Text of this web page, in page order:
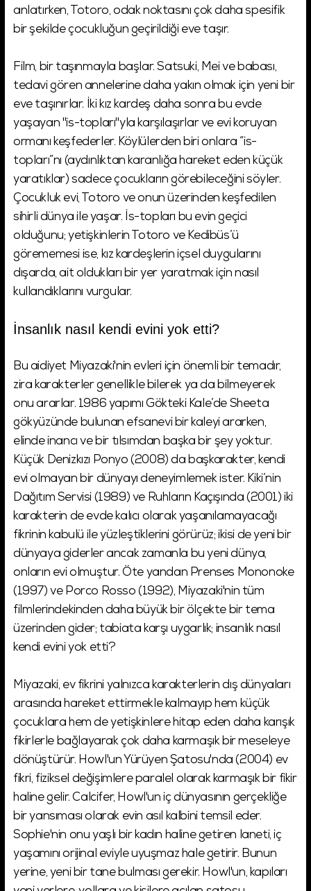
anlatırken, Totoro, odak noktasını çok daha spesifik
bir şekilde çocukluğun geçirildiği eve taşır.
Film, bir taşınmayla başlar. Satsuki, Mei ve babası,
tedavi gören annelerine daha yakın olmak için yeni bir
eve taşınırlar. İki kız kardeş daha sonra bu evde
yaşayan "is-topları"yla karşılaşırlar ve evi koruyan
ormanı keşfederler. Köylülerden biri onlara “is-
topları”nı (aydınlıktan karanlığa hareket eden küçük
yaratıklar) sadece çocukların görebileceğini söyler.
Çocukluk evi, Totoro ve onun üzerinden keşfedilen
sihirli dünya ile yaşar. İs-topları bu evin geçici
olduğunu; yetişkinlerin Totoro ve Kedibüs’ü
görememesi ise, kız kardeşlerin içsel duygularını
dışarda, ait oldukları bir yer yaratmak için nasıl
kullandıklarını vurgular.
İnsanlık nasıl kendi evini yok etti?
Bu aidiyet Miyazaki'nin evleri için önemli bir temadır,
zira karakterler genellikle bilerek ya da bilmeyerek
onu ararlar. 1986 yapımı Gökteki Kale’de Sheeta
gökyüzünde bulunan efsanevi bir kaleyi ararken,
elinde inancı ve bir tılsımdan başka bir şey yoktur.
Küçük Denizkızı Ponyo (2008) da başkarakter, kendi
evi olmayan bir dünyayı deneyimlemek ister. Kiki’nin
Dağıtım Servisi (1989) ve Ruhların Kaçışında (2001) iki
karakterin de evde kalıcı olarak yaşanılamayacağı
fikrinin kabulü ile yüzleştiklerini görürüz; ikisi de yeni bir
dünyaya giderler ancak zamanla bu yeni dünya,
onların evi olmuştur. Öte yandan Prenses Mononoke
(1997) ve Porco Rosso (1992), Miyazaki'nin tüm
filmlerindekinden daha büyük bir ölçekte bir tema
üzerinden gider; tabiata karşı uygarlık; insanlık nasıl
kendi evini yok etti?
Miyazaki, ev fikrini yalnızca karakterlerin dış dünyaları
arasında hareket ettirmekle kalmayıp hem küçük
çocuklara hem de yetişkinlere hitap eden daha karışık
fikirlerle bağlayarak çok daha karmaşık bir meseleye
dönüştürür. Howl'un Yürüyen Şatosu'nda (2004) ev
fikri, fiziksel değişimlere paralel olarak karmaşık bir fikir
haline gelir. Calcifer, Howl'un iç dünyasının gerçekliğe
bir yansıması olarak evin asıl kalbini temsil eder.
Sophie'nin onu yaşlı bir kadın haline getiren laneti, iç
yaşamını orijinal eviyle uyuşmaz hale getirir. Bunun
yerine, yeni bir tane bulması gerekir. Howl'un, kapıları